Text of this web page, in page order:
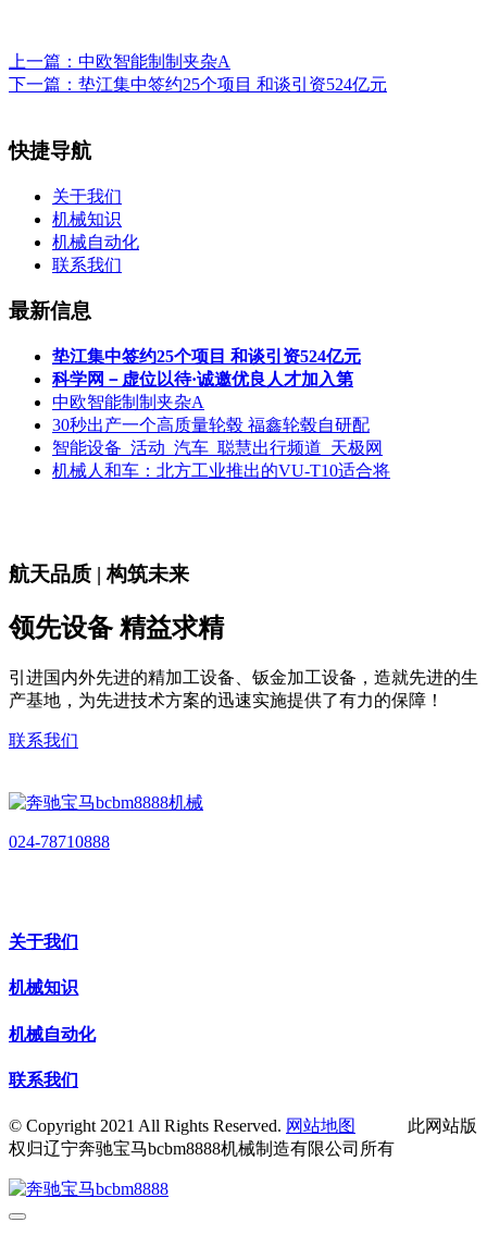
上一篇： 中欧智能制制夹杂A
下一篇： 垫江集中签约25个项目 和谈引资524亿元
快捷导航
关于我们
机械知识
机械自动化
联系我们
最新信息
垫江集中签约25个项目 和谈引资524亿元
科学网－虚位以待·诚邀优良人才加入第
中欧智能制制夹杂A
30秒出产一个高质量轮毂 福鑫轮毂自研配
智能设备_活动_汽车_聪慧出行频道_天极网
机械人和车：北方工业推出的VU-T10适合将
航天品质 | 构筑未来
领先设备 精益求精
引进国内外先进的精加工设备、钣金加工设备，造就先进的生
产基地，为先进技术方案的迅速实施提供了有力的保障！
联系我们
024-78710888
关于我们
机械知识
机械自动化
联系我们
© Copyright 2021 All Rights Reserved. 网站地图
此网站版
权归辽宁奔驰宝马bcbm8888机械制造有限公司所有